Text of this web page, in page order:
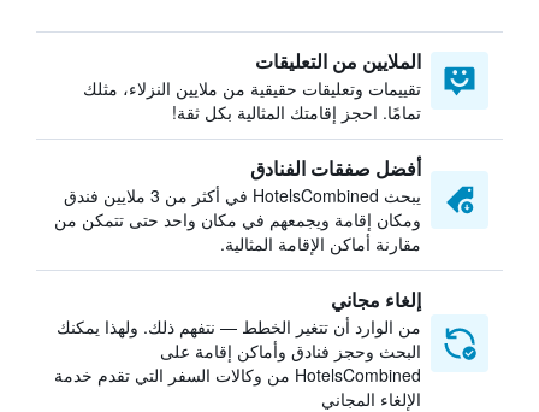
الملايين من التعليقات
تقييمات وتعليقات حقيقية من ملايين النزلاء، مثلك
تمامًا. احجز إقامتك المثالية بكل ثقة!
أفضل صفقات الفنادق
يبحث HotelsCombined في أكثر من 3 ملايين فندق
ومكان إقامة ويجمعهم في مكان واحد حتى تتمكن من
مقارنة أماكن الإقامة المثالية.
إلغاء مجاني
من الوارد أن تتغير الخطط — نتفهم ذلك. ولهذا يمكنك
البحث وحجز فنادق وأماكن إقامة على
HotelsCombined من وكالات السفر التي تقدم خدمة
الإلغاء المجاني